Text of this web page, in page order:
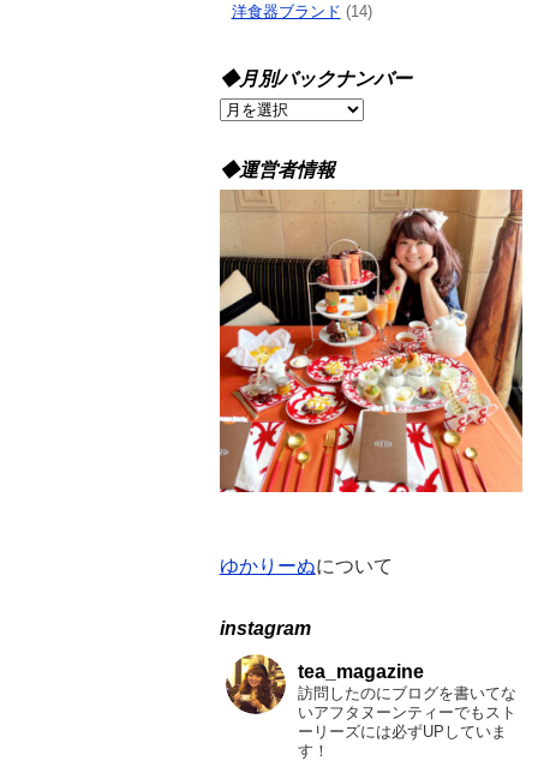
洋食器ブランド (14)
◆月別バックナンバー
◆
別
バ
ッ
ン
バ
ー
◆運営者情報
ゆかりーぬについて
instagram
tea_magazine
訪問したのにブログを書いてな
いアフタヌーンティーでもスト
ーリーズには必ずUPしていま
す！